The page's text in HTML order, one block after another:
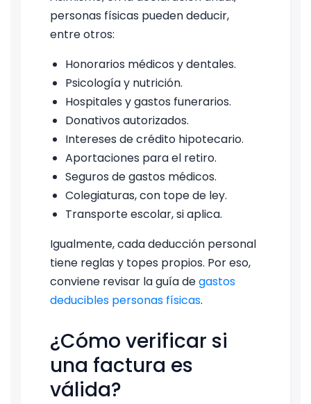
personas físicas pueden deducir,
entre otros:
Honorarios médicos y dentales.
Psicología y nutrición.
Hospitales y gastos funerarios.
Donativos autorizados.
Intereses de crédito hipotecario.
Aportaciones para el retiro.
Seguros de gastos médicos.
Colegiaturas, con tope de ley.
Transporte escolar, si aplica.
Igualmente, cada deducción personal
tiene reglas y topes propios. Por eso,
conviene revisar la guía degastos
deducibles personas físicas.
¿Cómo verificar si
una factura es
válida?